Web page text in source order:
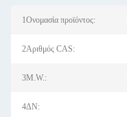
1Ονομασία προϊόντος:
2Αριθμός CAS:
3M.W.:
4ΔΝ: